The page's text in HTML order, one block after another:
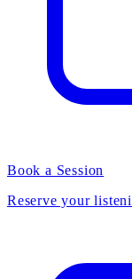
Book a Session
Reserve your